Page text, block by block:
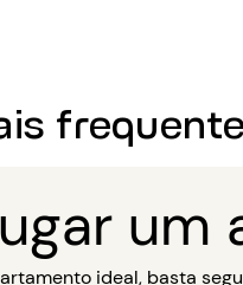
um
ideal, basta